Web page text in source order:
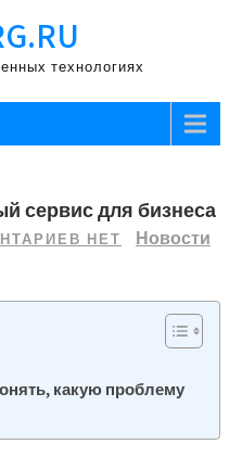
технологиях
сервис для бизнеса
НЕТ
Новости
какую проблему